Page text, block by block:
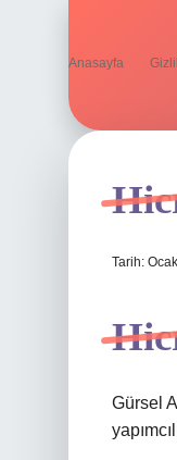
Anasayfa
Tarih:
Gürsel